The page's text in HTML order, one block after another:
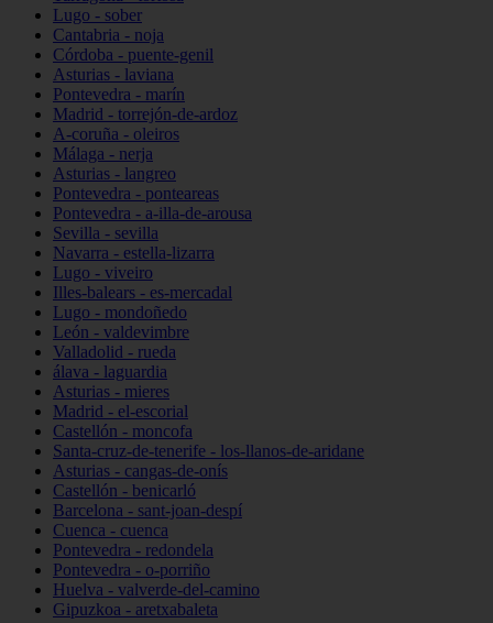
Lugo - sober
Cantabria - noja
Córdoba - puente-genil
Asturias - laviana
Pontevedra - marín
Madrid - torrejón-de-ardoz
A-coruña - oleiros
Málaga - nerja
Asturias - langreo
Pontevedra - ponteareas
Pontevedra - a-illa-de-arousa
Sevilla - sevilla
Navarra - estella-lizarra
Lugo - viveiro
Illes-balears - es-mercadal
Lugo - mondoñedo
León - valdevimbre
Valladolid - rueda
álava - laguardia
Asturias - mieres
Madrid - el-escorial
Castellón - moncofa
Santa-cruz-de-tenerife - los-llanos-de-aridane
Asturias - cangas-de-onís
Castellón - benicarló
Barcelona - sant-joan-despí
Cuenca - cuenca
Pontevedra - redondela
Pontevedra - o-porriño
Huelva - valverde-del-camino
Gipuzkoa - aretxabaleta